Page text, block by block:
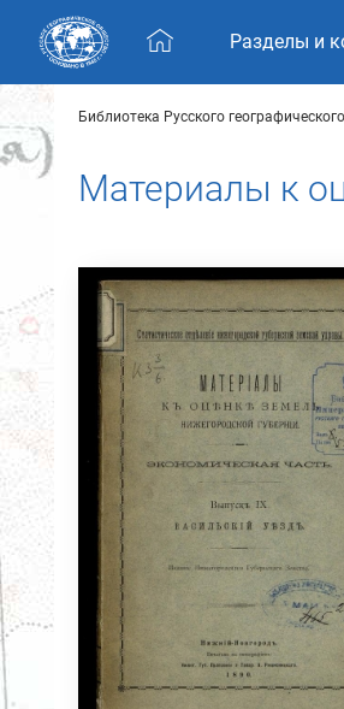
Skip navigation
Разделы и
Библиотека Русского
Материалы к